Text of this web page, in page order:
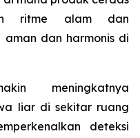
ritme alam dan
dan harmonis di
meningkatnya
liar di sekitar ruang
deteksi